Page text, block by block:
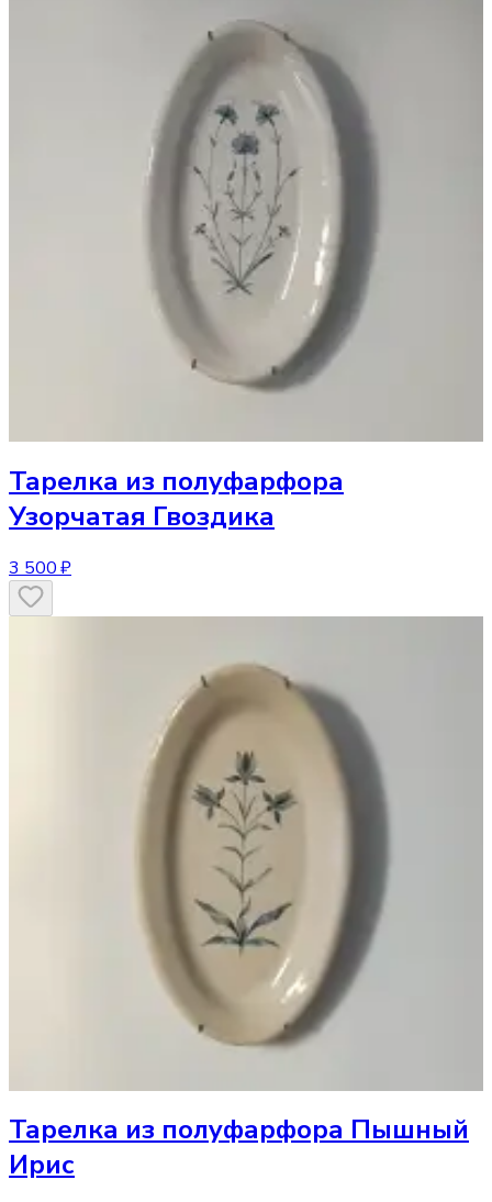
Тарелка из полуфарфора
Узорчатая Гвоздика
3 500 ₽
Тарелка из полуфарфора Пышный
Ирис